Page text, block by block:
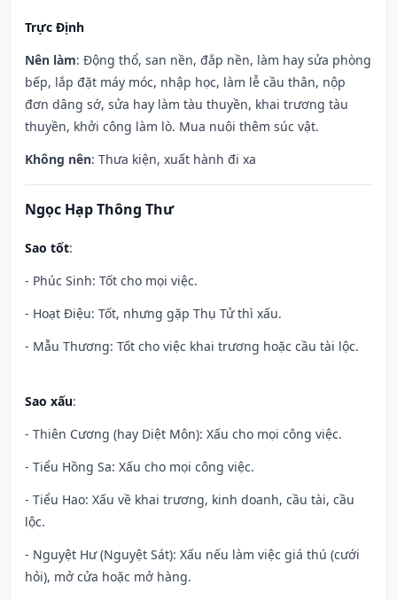
Trực Định
Nên làm: Động thổ, san nền, đắp nền, làm hay sửa phòng
bếp, lắp đặt máy móc, nhập học, làm lễ cầu thân, nộp
đơn dâng sớ, sửa hay làm tàu thuyền, khai trương tàu
thuyền, khởi công làm lò. Mua nuôi thêm súc vật.
Không nên: Thưa kiện, xuất hành đi xa
Ngọc Hạp Thông Thư
Sao tốt:
- Phúc Sinh: Tốt cho mọi việc.
- Hoạt Điệu: Tốt, nhưng gặp Thụ Tử thì xấu.
- Mẫu Thương: Tốt cho việc khai trương hoặc cầu tài lộc.
Sao xấu:
- Thiên Cương (hay Diệt Môn): Xấu cho mọi công việc.
- Tiểu Hồng Sa: Xấu cho mọi công việc.
- Tiểu Hao: Xấu về khai trương, kinh doanh, cầu tài, cầu
lộc.
- Nguyệt Hư (Nguyệt Sát): Xấu nếu làm việc giá thú (cưới
hỏi), mở cửa hoặc mở hàng.